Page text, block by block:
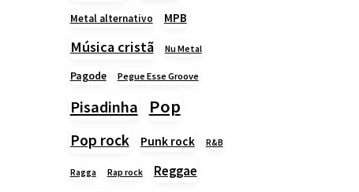
Metal alternativo MPB
Música cristã Nu Metal
Pagode Pegue Esse Groove
Pisadinha Pop
Pop rock Punk rock R&B
Ragga Rap rock Reggae